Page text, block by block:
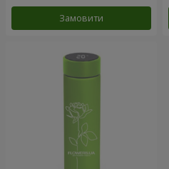
Замовити